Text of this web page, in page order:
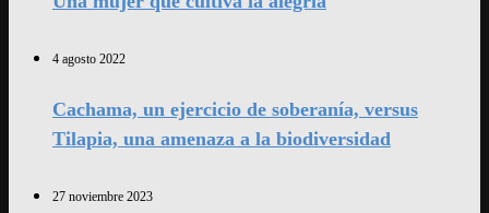
4 agosto 2022
Cachama, un ejercicio de soberanía, versus
Tilapia, una amenaza a la biodiversidad
27 noviembre 2023